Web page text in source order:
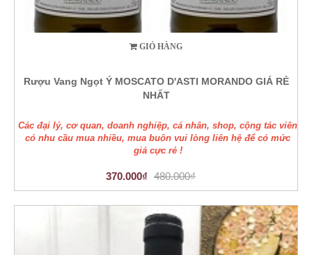
GIỎ HÀNG
Rượu Vang Ngọt Ý MOSCATO D'ASTI MORANDO GIÁ RẺ
NHẤT
Các đại lý, cơ quan, doanh nghiệp, cá nhân, shop, cộng tác viên
có nhu cầu mua nhiều, mua buôn vui lòng liên hệ để có mức
giá cực rẻ !
370.000₫ 480.000₫